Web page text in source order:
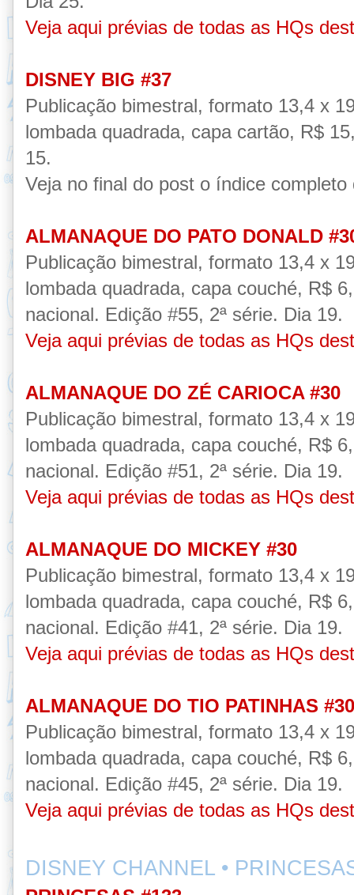
Veja aqui prévias de todas as HQs
DISNEY BIG #37
Publicação bimestral, formato 13,4 x
lombada quadrada, capa cartão, R$
15.
Veja no final do post o índice completo
ALMANAQUE DO PATO DONALD
Publicação bimestral, formato 13,4 x
lombada quadrada, capa couché, R$
nacional. Edição #55, 2ª série. Dia 19.
Veja aqui prévias de todas as HQs
ALMANAQUE DO ZÉ CARIOCA #30
Publicação bimestral, formato 13,4 x
lombada quadrada, capa couché, R$
nacional. Edição #51, 2ª série. Dia 19.
Veja aqui prévias de todas as HQs
ALMANAQUE DO MICKEY #30
Publicação bimestral, formato 13,4 x
lombada quadrada, capa couché, R$
nacional. Edição #41, 2ª série. Dia 19.
Veja aqui prévias de todas as HQs
ALMANAQUE DO TIO PATINHAS #30
Publicação bimestral, formato 13,4 x
lombada quadrada, capa couché, R$
nacional. Edição #45, 2ª série. Dia 19.
Veja aqui prévias de todas as HQs
DISNEY CHANNEL •